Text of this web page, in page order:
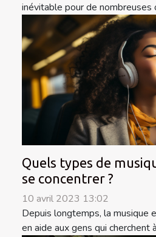
inévitable pour de nombreuses
Quels types de
se concentrer ?
10 avril 2023 13:02
Depuis longtemps, la musique
en aide aux gens qui cherchent